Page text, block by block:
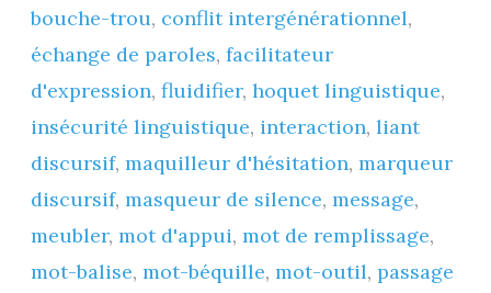
>
C2
mais
découverte
dès
A2,
B1)
bouche-trou, conflit intergénérationnel,
échange de paroles, facilitateur
d'expression, fluidifier, hoquet linguistique,
insécurité linguistique, interaction, liant
discursif, maquilleur d'hésitation, marqueur
discursif, masqueur de silence, message,
meubler, mot d'appui, mot de remplissage,
mot-balise, mot-béquille, mot-outil, passage